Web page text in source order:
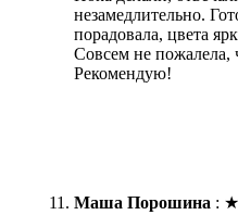
незамедлительно.
порадовала, цвета
Совсем не пожалела,
Рекомендую!
Маша Порошина : ★